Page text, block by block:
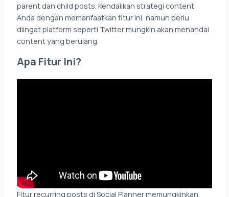
parent dan child posts. Kendalikan strategi content
Anda dengan memanfaatkan fitur ini, namun perlu
diingat platform seperti Twitter mungkin akan menandai
content yang berulang.
Apa Fitur Ini?
Fitur recurring posts di Social Planner memungkinkan